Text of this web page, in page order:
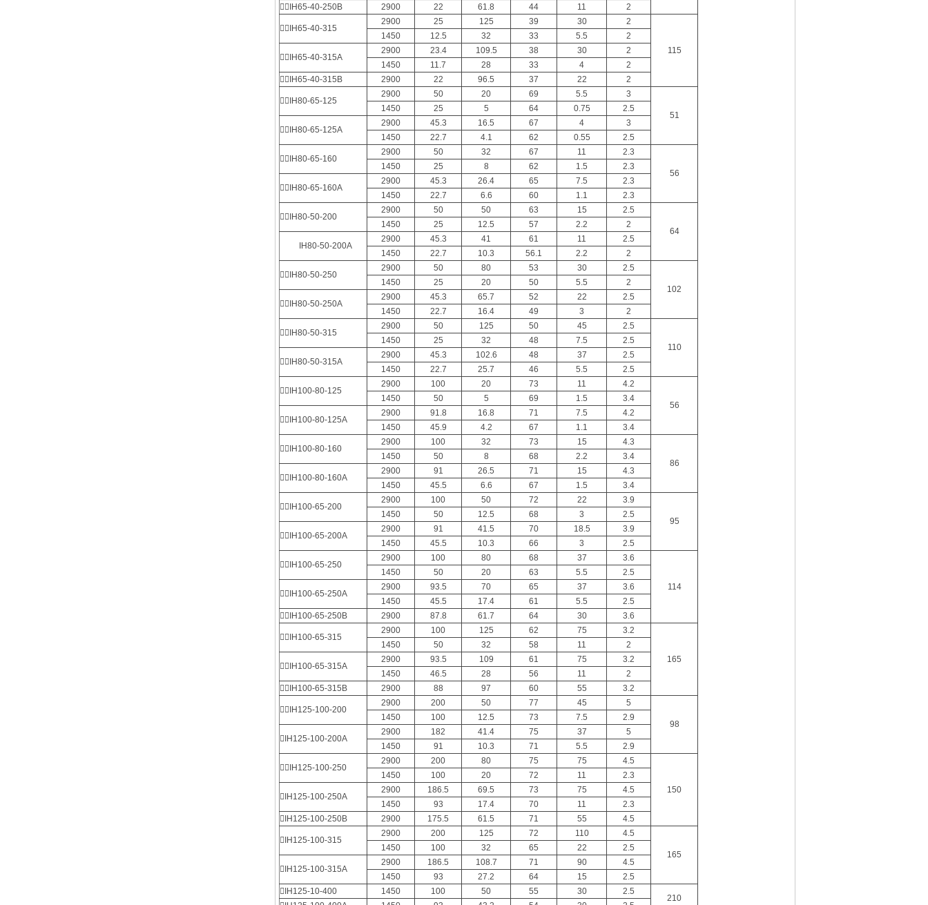
IH65-40-250B
2900 22 61.8 44 11 2
IH65-40-315
2900 25 125 39 30 2
115
1450 12.5 32 33 5.5 2
IH65-40-315A
2900 23.4 109.5 38 30
2
1450
11.7 28 33 4
2
IH65-40-315B
2900 22 96.5 37 22 2
IH80-65-125
2900 50 20 69 5.5 3
51
1450 25 5 64 0.75 2.5
IH80-65-125A
2900 45.3 16.5 67 4
3
1450
22.7 4.1 62 0.55 2.5
IH80-65-160
2900 50 32 67 11 2.3
56
1450 25 8 62 1.5 2.3
IH80-65-160A
2900 45.3 26.4 65 7.5
2.3
1450
22.7 6.6 60 1.1 2.3
IH80-50-200
2900 50 50 63 15 2.5
64
1450 25 12.5 57 2.2 2
IH80-50-200A
2900 45.3 41 61 11
2.5
1450
22.7 10.3 56.1 2.2 2
IH80-50-250
2900 50 80 53 30 2.5
102
1450 25 20 50 5.5 2
IH80-50-250A
2900 45.3 65.7 52 22
2.5
1450
22.7 16.4 49 3 2
IH80-50-315
2900 50 125 50 45 2.5
110
1450 25 32 48 7.5 2.5
IH80-50-315A
2900 45.3 102.6 48 37
2.5
1450
22.7 25.7 46 5.5 2.5
IH100-80-125
2900 100 20 73 11 4.2
56
1450 50 5 69 1.5 3.4
IH100-80-125A
2900 91.8 16.8 71 7.5
4.2
1450
45.9 4.2 67 1.1 3.4
IH100-80-160
2900 100 32 73 15 4.3
86
1450 50 8 68 2.2 3.4
IH100-80-160A
2900 91 26.5 71 15
4.3
1450
45.5 6.6 67 1.5 3.4
IH100-65-200
2900 100 50 72 22 3.9
95
1450 50 12.5 68 3 2.5
IH100-65-200A
2900 91 41.5 70 18.5
3.9
1450
45.5 10.3 66 3 2.5
IH100-65-250
2900 100 80 68 37 3.6
114
1450 50 20 63 5.5 2.5
IH100-65-250A
2900 93.5 70 65 37
3.6
1450
45.5 17.4 61 5.5
2.5
IH100-65-250B
2900 87.8 61.7 64 30 3.6
IH100-65-315
2900 100 125 62 75 3.2
165
1450 50 32 58 11 2
IH100-65-315A
2900 93.5 109 61 75
3.2
1450
46.5 28 56 11
2
IH100-65-315B
2900 88 97 60 55 3.2
IH125-100-200
2900 200 50 77 45 5
98
1450 100 12.5 73 7.5 2.9
IH125-100-200A
2900 182 41.4 75 37
5
1450
91 10.3 71 5.5 2.9
IH125-100-250
2900 200 80 75 75 4.5
150
1450 100 20 72 11 2.3
IH125-100-250A
2900 186.5 69.5 73 75
4.5
1450
93 17.4 70 11
2.3
IH125-100-250B
2900 175.5 61.5 71 55 4.5
IH125-100-315
2900 200 125 72 110 4.5
165
1450 100 32 65 22 2.5
IH125-100-315A
2900 186.5 108.7 71 90
4.5
1450
93 27.2 64 15
2.5
IH125-10-400
1450 100 50 55 30 2.5
210